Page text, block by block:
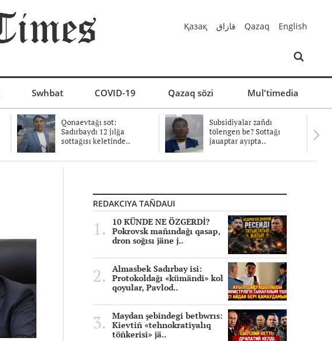
Қазақ قازاق Qazaq English
Swhbat COVID-19 Qazaq sözi Mul'timedia
Qonaevtağı sot:
Sadırbaydı 12 jılğa
sottağısı keletinde..
Subsidiyalar zañdı
tölengen be? Sottağı
jauaptar ayıpta..
REDAKCIYA TAÑDAUI
10 KÜNDE NE ÖZGERDİ?
Pokrovsk mañındağı qasap,
dron soğısı jäne j..
Almasbek Sadırbay isi:
Protokoldağı «kümändi» kol
qoyular, Pavlod..
Maydan şebindegi betbwrıs:
Kievtiñ «tehnokratiyalıq
töñkerisi» jä..